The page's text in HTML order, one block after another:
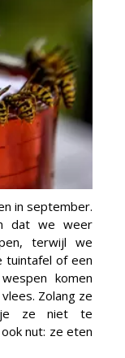
in september.
dat we weer
terwijl we
tuintafel of een
komen
Zolang ze
je ze niet te
nut: ze eten